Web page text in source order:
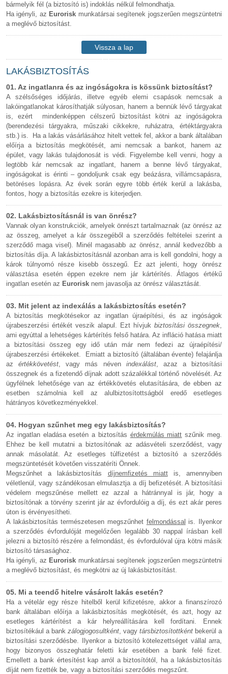
bármelyik fél (a biztosító is) indoklás nélkül felmondhatja.
Ha igényli, az Eurorisk munkatársai segítenek jogszerűen megszüntetni
a meglévő biztosítást.
Vissza a lap
tetejére
LAKÁSBIZTOSÍTÁS
01. Az ingatlanra és az ingóságokra is kössünk biztosítást?
A szélsőséges időjárás, illetve egyéb elemi csapások nemcsak a
lakóingatlanokat károsíthatják súlyosan, hanem a bennük lévő tárgyakat
is, ezért mindenképpen célszerű biztosítást kötni az ingóságokra
(berendezési tárgyakra, műszaki cikkekre, ruházatra, értéktárgyakra
stb.) is. Ha a lakás vásárlásához hitelt vettek fel, akkor a bank általában
előírja a biztosítás megkötését, ami nemcsak a bankot, hanem az
épület, vagy lakás tulajdonosát is védi. Figyelembe kell venni, hogy a
legtöbb kár nemcsak az ingatlant, hanem a benne lévő tárgyakat,
ingóságokat is érinti – gondoljunk csak egy beázásra, villámcsapásra,
betöréses lopásra. Az évek során egyre több érték kerül a lakásba,
fontos, hogy a biztosítás ezekre is kiterjedjen.
02. Lakásbiztosításnál is van önrész?
Vannak olyan konstrukciók, amelyek önrészt tartalmaznak (az önrész az
az összeg, amelyet a kár összegéből a szerződés feltételei szerint a
szerződő maga visel). Minél magasabb az önrész, annál kedvezőbb a
biztosítás díja. A lakásbiztosításnál azonban arra is kell gondolni, hogy a
károk túlnyomó része kisebb összegű. Ez azt jelenti, hogy önrész
választása esetén éppen ezekre nem jár kártérítés. Átlagos értékű
ingatlan esetén az Eurorisk nem javasolja az önrész választását.
03. Mit jelent az indexálás a lakásbiztosítás esetén?
A biztosítás megkötésekor az ingatlan újraépítési, és az ingóságok
újrabeszerzési értékét veszik alapul. Ezt hívjuk biztosítási összegnek,
ami egyúttal a lehetséges kártérítés felső határa. Az infláció hatása miatt
a biztosítási összeg egy idő után már nem fedezi az újraépítési/
újrabeszerzési értékeket. Emiatt a biztosító (általában évente) felajánlja
azértékkövetést, vagy más néven indexálást, azaz a biztosítási
összegnek és a fizetendő díjnak adott százalékkal történő növelését. Az
ügyfélnek lehetősége van az értékkövetés elutasítására, de ebben az
esetben számolnia kell az alulbiztosítottságból eredő esetleges
hátrányos következményekkel.
04. Hogyan szűnhet meg egy lakásbiztosítás?
Az ingatlan eladása esetén a biztosítás érdekmúlás miatt szűnik meg.
Ehhez be kell mutatni a biztosítónak az adásvételi szerződést, vagy
annak másolatát. Az esetleges túlfizetést a biztosító a szerződés
megszüntetését követően visszatéríti Önnek.
Megszűnhet a lakásbiztosítás díjnemfizetés miattis, amennyiben
véletlenül, vagy szándékosan elmulasztja a díj befizetését. A biztosítási
védelem megszűnése mellett ez azzal a hátránnyal is jár, hogy a
biztosítónak a törvény szerint jár az évfordulóig a díj, és ezt akár peres
úton is érvényesítheti.
A lakásbiztosítás természetesen megszűnhet felmondással is. Ilyenkor
a szerződés évfordulóját megelőzően legalább 30 nappal írásban kell
jelezni a biztosító részére a felmondást, és évfordulóval újra kötni másik
biztosító társasághoz.
Ha igényli, az Eurorisk munkatársai segítenek jogszerűen megszüntetni
a meglévő biztosítást, és megkötni az új lakásbiztosítást.
05. Mi a teendő hitelre vásárolt lakás esetén?
Ha a vételár egy része hitelből kerül kifizetésre, akkor a finanszírozó
bank általában előírja a lakásbiztosítás megkötését, és azt, hogy az
esetleges kártérítést a kár helyreállítására kell fordítani. Ennek
biztosítékául a bank zálogjogosultként, vagy társbiztosítottként bekerül a
biztosítási szerződésbe. Ilyenkor a biztosító kötelezettséget vállal arra,
hogy bizonyos összeghatár feletti kár esetében a bank felé fizet.
Emellett a bank értesítést kap arról a biztosítótól, ha a lakásbiztosítás
díját nem fizették be, vagy a biztosítási szerződés megszűnt.